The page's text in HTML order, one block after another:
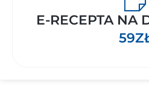
E-RECEPTA NA